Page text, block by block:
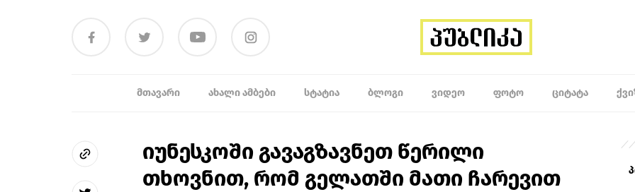
ᲛᲗᲐᲕᲐᲠᲘ ᲐᲮᲐᲚᲘ ᲐᲛᲑᲔᲑᲘ ᲡᲢᲐᲢᲘᲐ ᲑᲚᲝᲒᲘ ᲕᲘᲓᲔᲝ ᲤᲝᲢᲝ ᲪᲘᲢᲐᲢᲐ
იუნესკოში გავაგზავნეთ წერილი
თხოვნით, რომ გელათში მათი ჩარევით